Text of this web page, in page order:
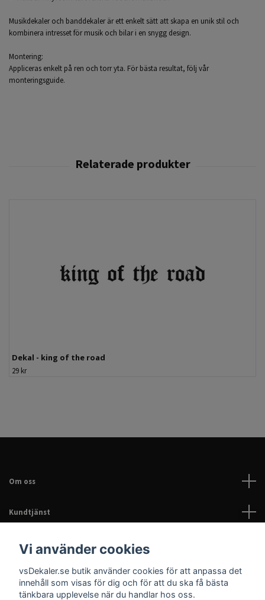
Musikdekaler och banddekaler är ett enkelt sätt att skapa en unik stil och
kombinera intresset för musik och bilar i en snygg design.
Montering:
Appliceras enkelt på ren och torr yta. För bästa resultat, följ vår
monteringsguide.
Dekal - king of the road
29 kr
Om oss
Kundtjänst
Läs mer
Sociala medier
Vi använder cookies
vsDekaler.se butik använder cookies för att anpassa det
innehåll som visas för dig och för att du ska få bästa
tänkbara upplevelse när du handlar hos oss.